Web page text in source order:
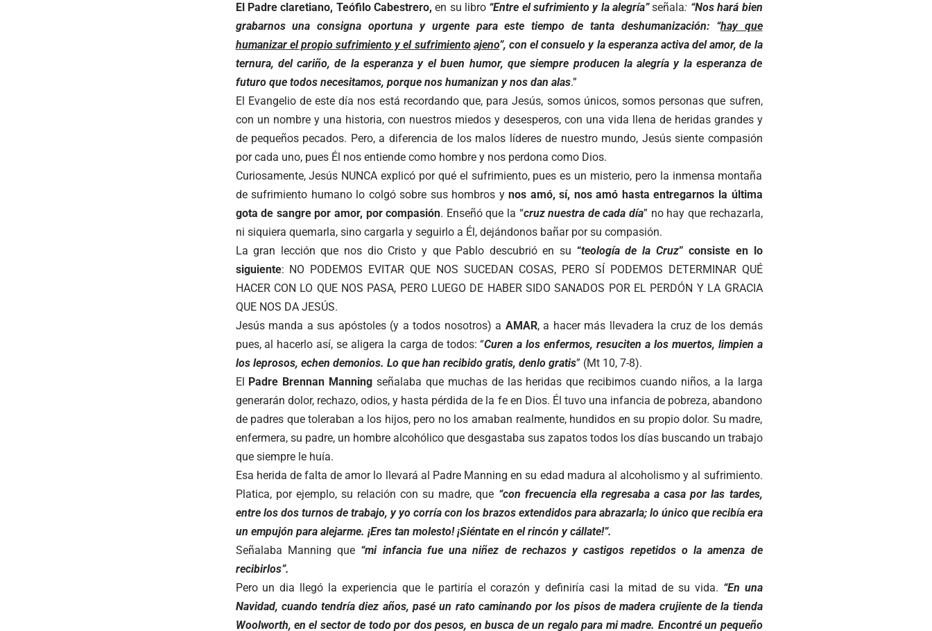
El Padre claretiano, Teófilo Cabestrero,en su libro “Entre el sufrimiento y la alegría”señala: “Nos hará bien
grabarnos una consigna oportuna y urgente para este tiempo de tanta deshumanización: “hay que
humanizar el propio sufrimiento y el sufrimiento ajeno”, con el consuelo y la esperanza activa del amor, de la
ternura, del cariño, de la esperanza y el buen humor, que siempre producen la alegría y la esperanza de
futuro que todos necesitamos, porque nos humanizan y nos dan alas.”
El Evangelio de este día nos está recordando que, para Jesús, somos únicos, somos personas que sufren,
con un nombre y una historia, con nuestros miedos y desesperos, con una vida llena de heridas grandes y
de pequeños pecados. Pero, a diferencia de los malos líderes de nuestro mundo, Jesús siente compasión
por cada uno, pues Él nos entiende como hombre y nos perdona como Dios.
Curiosamente, Jesús NUNCA explicó por qué el sufrimiento, pues es un misterio, pero la inmensa montaña
de sufrimiento humano lo colgó sobre sus hombros ynos amó, sí, nos amó hasta entregarnos la última
gota de sangre por amor, por compasión. Enseñó que la “cruz nuestra de cada día” no hay que rechazarla,
ni siquiera quemarla, sino cargarla y seguirlo a Él, dejándonos bañar por su compasión.
La gran lección que nos dio Cristo y que Pablo descubrió en su “teología de la Cruz” consiste en lo
siguiente: NO PODEMOS EVITAR QUE NOS SUCEDAN COSAS, PERO SÍ PODEMOS DETERMINAR QUÉ
HACER CON LO QUE NOS PASA, PERO LUEGO DE HABER SIDO SANADOS POR EL PERDÓN Y LA GRACIA
QUE NOS DA JESÚS.
Jesús manda a sus apóstoles (y a todos nosotros) a AMAR, a hacer más llevadera la cruz de los demás
pues, al hacerlo así, se aligera la carga de todos: “Curen a los enfermos, resuciten a los muertos, limpien a
los leprosos, echen demonios. Lo que han recibido gratis, denlo gratis” (Mt 10, 7-8).
El
Padre Brennan Manning señalaba que muchas de las heridas que recibimos cuando niños, a la larga
generarán dolor, rechazo, odios, y hasta pérdida de la fe en Dios. Él tuvo una infancia de pobreza, abandono
de padres que toleraban a los hijos, pero no los amaban realmente, hundidos en su propio dolor. Su madre,
enfermera, su padre, un hombre alcohólico que desgastaba sus zapatos todos los días buscando un trabajo
que siempre le huía.
Esa herida de falta de amor lo llevará al Padre Manning en su edad madura al alcoholismo y al sufrimiento.
Platica, por ejemplo, su relación con su madre, que “con frecuencia ella regresaba a casa por las tardes,
entre los dos turnos de trabajo, y yo corría con los brazos extendidos para abrazarla; lo único que recibía era
un empujón para alejarme. ¡Eres tan molesto! ¡Siéntate en el rincón y cállate!”.
Señalaba Manning que “mi infancia fue una niñez de rechazos y castigos repetidos o la amenza de
recibirlos”.
Pero un dia llegó la experiencia que le partiría el corazón y definiría casi la mitad de su vida. “En una
Navidad, cuando tendría diez años, pasé un rato caminando por los pisos de madera crujiente de la tienda
Woolworth, en el sector de todo por dos pesos, en busca de un regalo para mi madre. Encontré un pequeño